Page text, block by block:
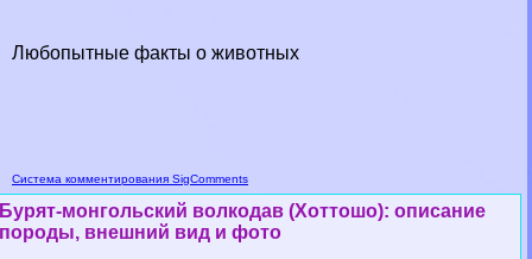
Любопытные факты о животных
Система комментирования SigComments
Бурят-монгольский волкодав (Хоттошо): описание
породы, внешний вид и фото